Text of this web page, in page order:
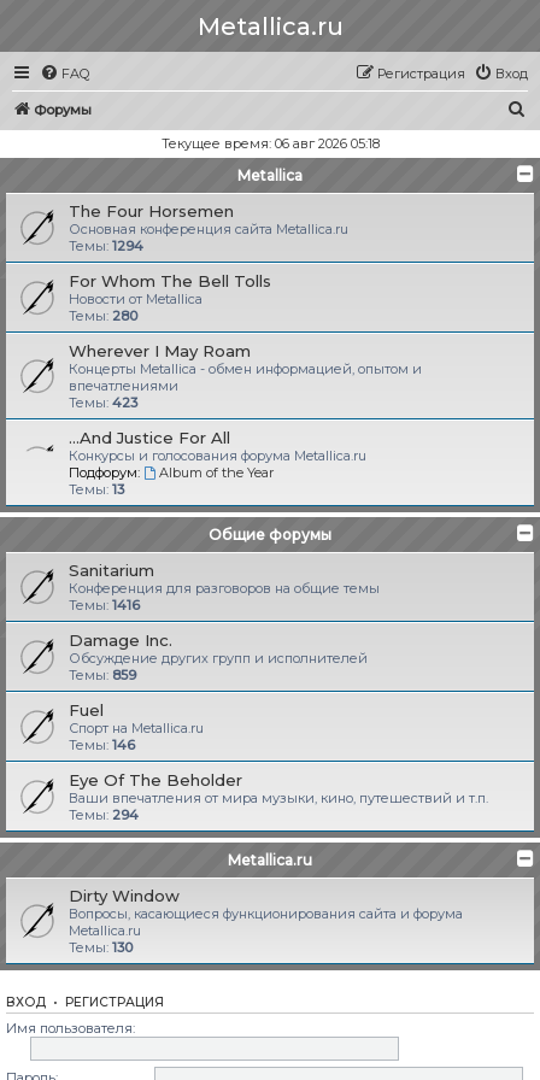
Metallica.ru
FAQ Вход
Регистрация
Форумы
и
с
Текущее время: 06 авг 2026 05:18
Metallica
The Four Horsemen
Основная конференция сайта Metallica.ru
Темы: 1294
For Whom The Bell Tolls
Новости от Metallica
Темы: 280
Wherever I May Roam
Концерты Metallica - обмен информацией, опытом и
впечатлениями
Темы: 423
...And Justice For All
Конкурсы и голосования форума Metallica.ru
Подфорум:
Album of the Year
Темы: 13
Общие форумы
Sanitarium
Конференция для разговоров на общие темы
Темы: 1416
Damage Inc.
Обсуждение других групп и исполнителей
Темы: 859
Fuel
Спорт на Metallica.ru
Темы: 146
Eye Of The Beholder
Ваши впечатления от мира музыки, кино, путешествий и т.п.
Темы: 294
Metallica.ru
Dirty Window
Вопросы, касающиеся функционирования сайта и форума
Metallica.ru
Темы: 130
ВХОД • РЕГИСТРАЦИЯ
Имя пользователя: